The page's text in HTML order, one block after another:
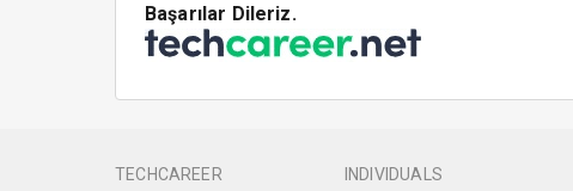
Başarılar Dileriz.
TECHCAREER INDIVIDUALS